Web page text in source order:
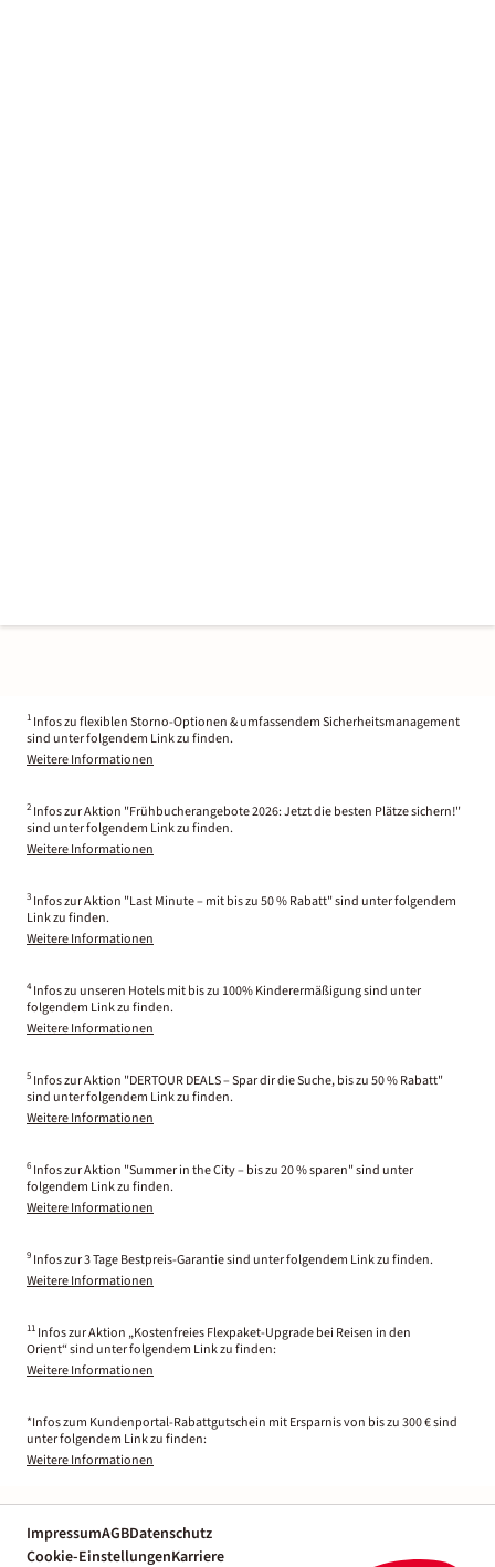
1 Infos zu flexiblen Storno-Optionen & umfassendem Sicherheitsmanagement
sind unter folgendem Link zu finden.
Weitere Informationen
2 Infos zur Aktion "Frühbucherangebote 2026: Jetzt die besten Plätze sichern!"
sind unter folgendem Link zu finden.
Weitere Informationen
3 Infos zur Aktion "Last Minute – mit bis zu 50 % Rabatt" sind unter folgendem
Link zu finden.
Weitere Informationen
4 Infos zu unseren Hotels mit bis zu 100% Kinderermäßigung sind unter
folgendem Link zu finden.
Weitere Informationen
5 Infos zur Aktion "DERTOUR DEALS – Spar dir die Suche, bis zu 50 % Rabatt"
sind unter folgendem Link zu finden.
Weitere Informationen
6 Infos zur Aktion "Summer in the City – bis zu 20 % sparen" sind unter
folgendem Link zu finden.
Weitere Informationen
9 Infos zur 3 Tage Bestpreis-Garantie sind unter folgendem Link zu finden.
Weitere Informationen
11 Infos zur Aktion „Kostenfreies Flexpaket-Upgrade bei Reisen in den
Orient“ sind unter folgendem Link zu finden:
Weitere Informationen
*Infos zum Kundenportal-Rabattgutschein mit Ersparnis von bis zu 300 € sind
unter folgendem Link zu finden:
Weitere Informationen
ImpressumAGBDatenschutz
Cookie-EinstellungenKarriere